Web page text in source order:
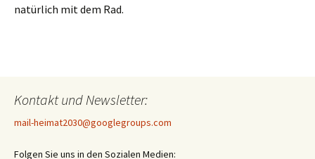
natürlich mit dem Rad.
Kontakt und Newsletter:
mail-heimat2030@googlegroups.com
Folgen Sie uns in den Sozialen Medien: